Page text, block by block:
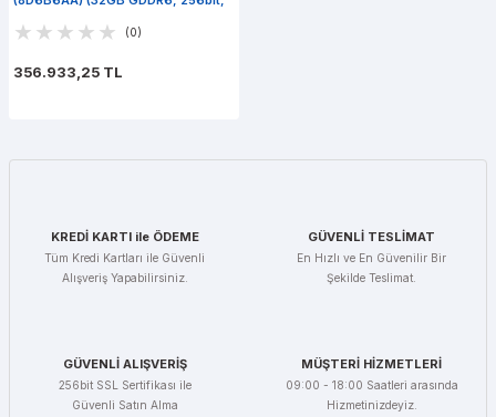
(0)
356.933,25 TL
KREDİ KARTI ile ÖDEME
Tüm Kredi Kartları ile Güvenli
Alışveriş Yapabilirsiniz.
GÜVENLİ TESLİMAT
En Hızlı ve En Güvenilir Bir
Şekilde Teslimat.
GÜVENLİ ALIŞVERİŞ
256bit SSL Sertifikası ile
Güvenli Satın Alma
MÜŞTERİ HİZMETLERİ
09:00 - 18:00 Saatleri arasında
Hizmetinizdeyiz.